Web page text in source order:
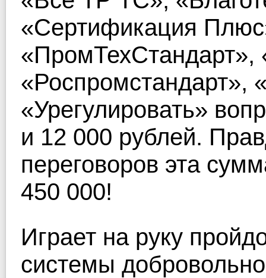
«Сертификация
«ПромТехСтандарт»,
«Роспромстандарт»,
«Урегулировать»
и 12 000 рублей.
переговоров эта
450 000!
Играет на руку
системы